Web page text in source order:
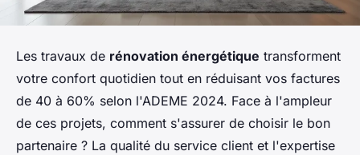
Les travaux de rénovation énergétique transforment
votre confort quotidien tout en réduisant vos factures
de 40 à 60% selon l'ADEME 2024. Face à l'ampleur
de ces projets, comment s'assurer de choisir le bon
partenaire ? La qualité du service client et l'expertise